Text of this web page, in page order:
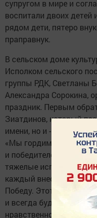
супругом в мире и
воспитали двоих
рядом дети, пятеро
праправнук.
В сельском доме
Исполком сельского
группы РДК, Светланы
Александра Сорокина,
праздник. Первым
Зиатдинов, который
имени, но и -
«Мы гордимся вашим
и победителей,
тяжелые испытания
каждый внес свой,
Победу. Этот
и всегда будет
нравственности,